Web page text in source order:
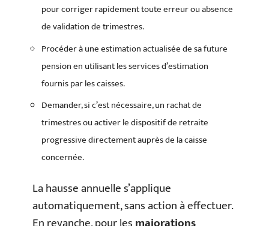
pour corriger rapidement toute erreur ou absence
de validation de trimestres.
Procéder à une estimation actualisée de sa future
pension en utilisant les services d’estimation
fournis par les caisses.
Demander, si c’est nécessaire, un rachat de
trimestres ou activer le dispositif de retraite
progressive directement auprès de la caisse
concernée.
La hausse annuelle s’applique
automatiquement, sans action à effectuer.